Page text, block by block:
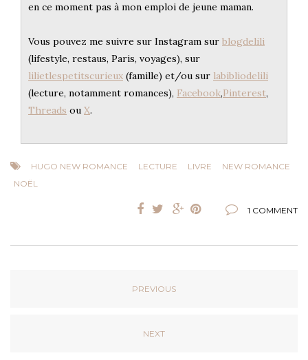
en ce moment pas à mon emploi de jeune maman.
Vous pouvez me suivre sur Instagram sur blogdelili
(lifestyle, restaus, Paris, voyages), sur
lilietlespetitscurieux (famille) et/ou sur labibliodelili
(lecture, notamment romances), Facebook,Pinterest,
Threads ou X.
HUGO NEW ROMANCE LECTURE LIVRE
NEW ROMANCE
NOËL
1 COMMENT
PREVIOUS
NEXT